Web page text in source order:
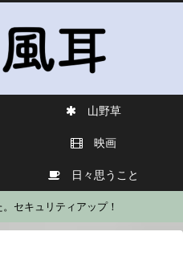
山野草
映画
日々思うこと
セキュリティアップ！